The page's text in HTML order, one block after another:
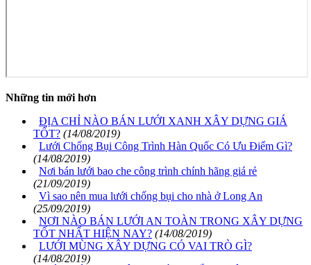
Những tin mới hơn
ĐỊA CHỈ NÀO BÁN LƯỚI XANH XÂY DỰNG GIÁ
TỐT? (14/08/2019)
Lưới Chống Bụi Công Trình Hàn Quốc Có Ưu Điểm Gì?
(14/08/2019)
Nơi bán lưới bao che công trình chính hãng giá rẻ
(21/09/2019)
Vì sao nên mua lưới chống bụi cho nhà ở Long An
(25/09/2019)
NƠI NÀO BÁN LƯỚI AN TOÀN TRONG XÂY DỰNG
TỐT NHẤT HIỆN NAY? (14/08/2019)
LƯỚI MÙNG XÂY DỰNG CÓ VAI TRÒ GÌ?
(14/08/2019)